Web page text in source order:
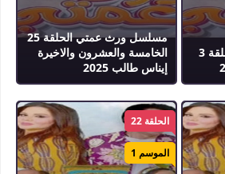
مسلسل ورث عمتي الحلقة 3
مسلسل ورث عمتي الحلقة 25
الخامسة والعشرون والاخيرة
إيناس طالب 2025
الحلقة 22
الموسم 1